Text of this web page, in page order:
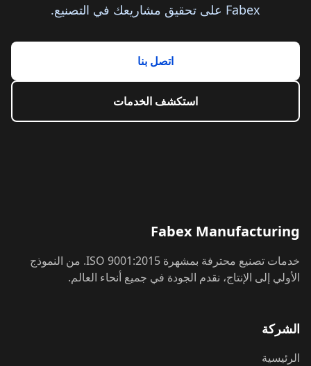
Fabex على تحقيق مشاريعك في التصنيع.
اتصل بنا
استكشف الخدمات
Fabex Manufacturing
خدمات تصنيع محترفة بمشهرة ISO 9001:2015. من النموذج
الأولي إلى الإنتاج، نقدم الجودة في جميع أنحاء العالم.
الشركة
الرئيسية